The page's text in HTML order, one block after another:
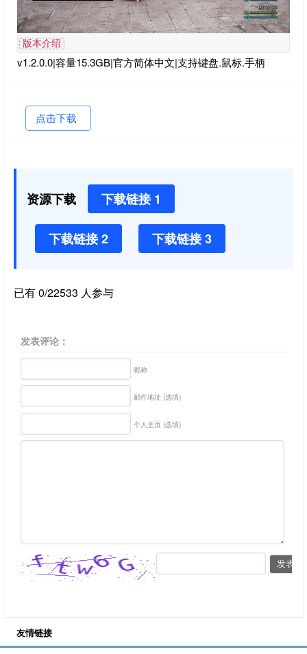
版本介绍
v1.2.0.0|容量15.3GB|官方简体中文|支持键盘.鼠标.手柄
点击下载
资源下载 下载链接 1
下载链接 2 下载链接 3
已有 0/22533 人参与
发表评论：
昵称
邮件地址 (选填)
个人主页 (选填)
友情链接